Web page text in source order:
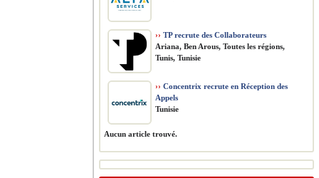
›› TP recrute des Collaborateurs
Ariana, Ben Arous, Toutes les régions,
Tunis, Tunisie
›› Concentrix recrute en Réception des
Appels
Tunisie
Aucun article trouvé.